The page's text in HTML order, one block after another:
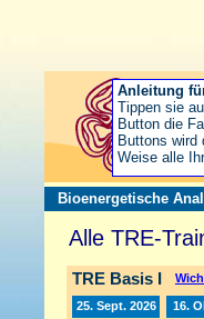
Bioenergetische
Alle TRE-
TRE Basis I
25. Sept. 2026 16.
Anleitung
Tippen sie
Button die
Buttons wird
Weise alle